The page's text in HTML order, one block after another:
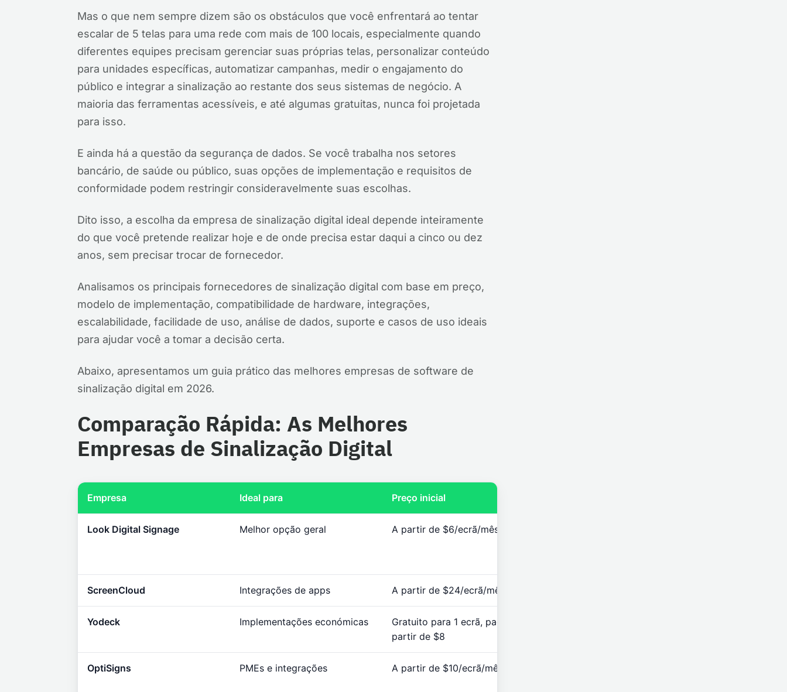
Mas o que nem sempre dizem são os obstáculos que você enfrentará ao tentar
escalar de 5 telas para uma rede com mais de 100 locais, especialmente quando
diferentes equipes precisam gerenciar suas próprias telas, personalizar conteúdo
para unidades específicas, automatizar campanhas, medir o engajamento do
público e integrar a sinalização ao restante dos seus sistemas de negócio. A
maioria das ferramentas acessíveis, e até algumas gratuitas, nunca foi projetada
para isso.
E ainda há a questão da segurança de dados. Se você trabalha nos setores
bancário, de saúde ou público, suas opções de implementação e requisitos de
conformidade podem restringir consideravelmente suas escolhas.
Dito isso, a escolha da empresa de sinalização digital ideal depende inteiramente
do que você pretende realizar hoje e de onde precisa estar daqui a cinco ou dez
anos, sem precisar trocar de fornecedor.
Analisamos os principais fornecedores de sinalização digital com base em preço,
modelo de implementação, compatibilidade de hardware, integrações,
escalabilidade, facilidade de uso, análise de dados, suporte e casos de uso ideais
para ajudar você a tomar a decisão certa.
Abaixo, apresentamos um guia prático das melhores empresas de software de
sinalização digital em 2026.
Comparação Rápida: As Melhores
Empresas de Sinalização Digital
Empresa Ideal para Preço inicial
Look Digital Signage Melhor opção geral A partir de $6/ecrã/mês
ScreenCloud Integrações de apps A partir de $24/ecrã/mês
Yodeck Implementações económicas
Gratuito para 1 ecrã, pago a
partir de $8
OptiSigns PMEs e integrações A partir de $10/ecrã/mês